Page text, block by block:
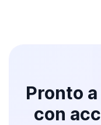
Pronto
con